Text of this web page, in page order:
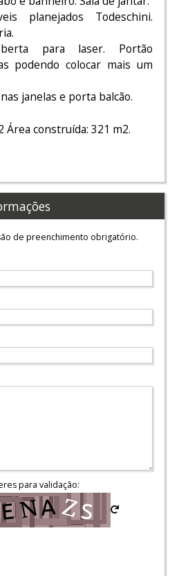
planejados Todeschini.
para laser. Portão
podendo colocar mais um
janelas e porta balcão.
construída: 321 m2.
de preenchimento obrigatório.
para validação: